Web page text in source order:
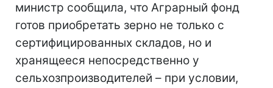
министр сообщила, что Аграрный фонд
готов приобретать зерно не только с
сертифицированных складов, но и
хранящееся непосредственно у
сельхозпроизводителей – при условии,